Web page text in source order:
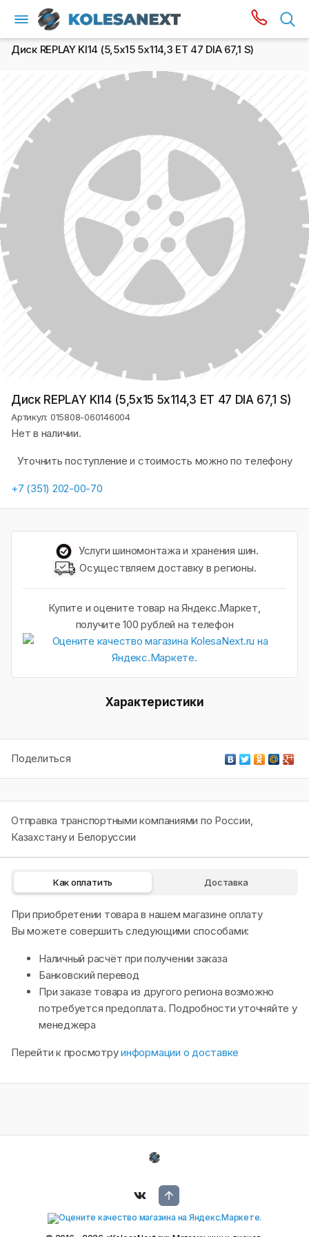
Диск REPLAY KI14 (5,5х15 5x114,3 ET 47 DIA 67,1 S)
Диск REPLAY KI14 (5,5х15 5x114,3 ET 47 DIA 67,1 S)
Артикул: 015808-060146004
Нет в наличии.
Уточнить поступление и стоимость можно по телефону
+7 (351) 202-00-70
Услуги шиномонтажа и хранения шин.
Осуществляем доставку в регионы.
Купите и оцените товар на Яндекс.Маркет,
получите 100 рублей на телефон
Характеристики
Поделиться
Отправка транспортными компаниями по России,
Казахстану и Белоруссии
Как оплатить Доставка
При приобретении товара в нашем магазине оплату
Вы можете совершить следующими способами:
Наличный расчёт при получении заказа
Банковский перевод
При заказе товара из другого региона возможно
потребуется предоплата. Подробности уточняйте у
менеджера
Перейти к просмотруинформации о доставке